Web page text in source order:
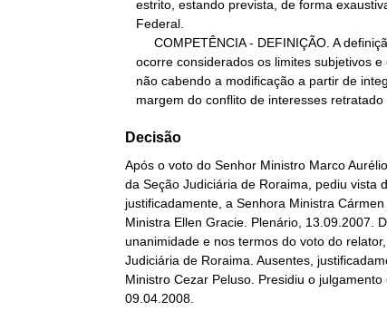
margem do conflito de interesses
Decisão
Após o voto do Senhor Ministro Marco
da Seção Judiciária de Roraima, pediu vista
justificadamente, a Senhora Ministra
Ministra Ellen Gracie. Plenário, 13.09.2007.
unanimidade e nos termos do voto do
Judiciária de Roraima. Ausentes,
Ministro Cezar Peluso. Presidiu o
09.04.2008.